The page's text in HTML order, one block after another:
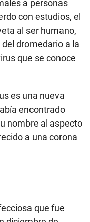
es una nueva
encontrado
nombre al aspecto
a una corona
que fue
diciembre de
de Virus
coronavirus como